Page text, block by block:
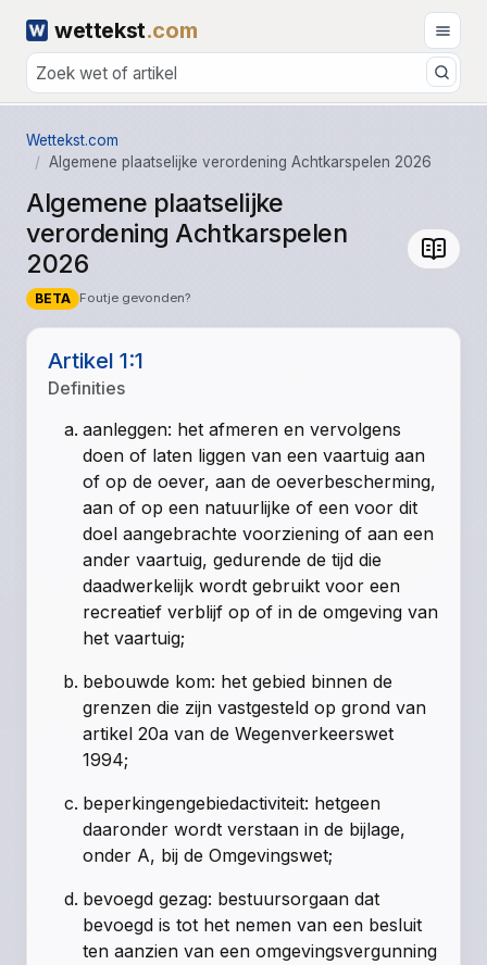
wettekst.com
Wettekst.com
Algemene plaatselijke verordening Achtkarspelen 2026
Algemene plaatselijke
verordening Achtkarspelen
2026
BETA Foutje gevonden?
Artikel 1:1
Definities
aanleggen: het afmeren en vervolgens
doen of laten liggen van een vaartuig aan
of op de oever, aan de oeverbescherming,
aan of op een natuurlijke of een voor dit
doel aangebrachte voorziening of aan een
ander vaartuig, gedurende de tijd die
daadwerkelijk wordt gebruikt voor een
recreatief verblijf op of in de omgeving van
het vaartuig;
bebouwde kom: het gebied binnen de
grenzen die zijn vastgesteld op grond van
artikel 20a van de Wegenverkeerswet
1994;
beperkingengebiedactiviteit: hetgeen
daaronder wordt verstaan in de bijlage,
onder A, bij de Omgevingswet;
bevoegd gezag: bestuursorgaan dat
bevoegd is tot het nemen van een besluit
ten aanzien van een omgevingsvergunning